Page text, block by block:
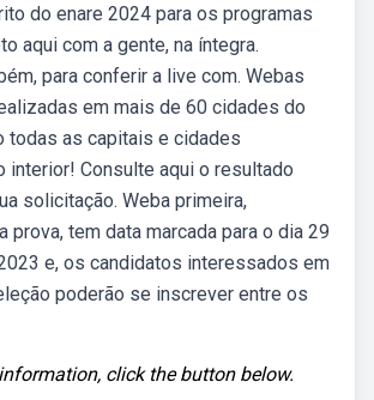
do enare 2024 para os programas
aqui com a gente, na íntegra.
para conferir a live com. Webas
em mais de 60 cidades do
todas as capitais e cidades
interior! Consulte aqui o resultado
solicitação. Weba primeira,
prova, tem data marcada para o dia 29
e, os candidatos interessados em
poderão se inscrever entre os
click the button below.